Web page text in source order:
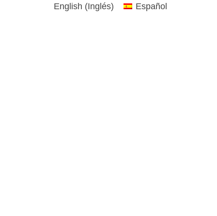
English (Inglés) Español